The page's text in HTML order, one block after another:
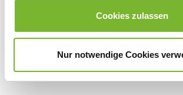
Cookies zulassen
Nur notwendige Cookies